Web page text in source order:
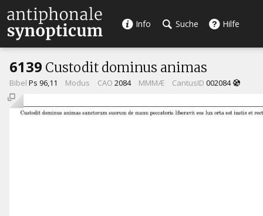
Info Suche Hilfe
6139 Custodit dominus animas
Bibel Ps 96,11 Modus CAO 2084 MMMÆ CantusID 002084